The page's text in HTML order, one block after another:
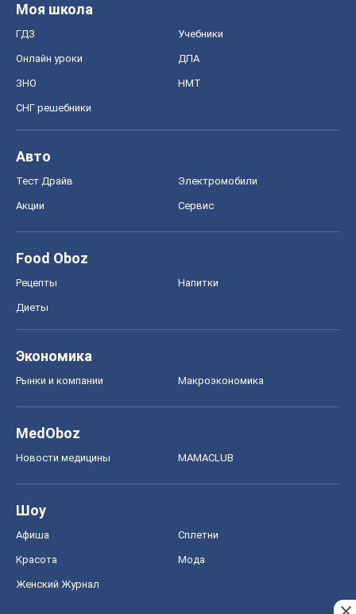
Моя школа
ГДЗ Учебники
Онлайн уроки ДПА
ЗНО НМТ
СНГ решебники
Авто
Тест Драйв Электромобили
Акции Сервис
Food Oboz
Рецепты Напитки
Диеты
Экономика
Рынки и компании Mакроэкономика
MedOboz
Новости медицины MAMACLUB
Шоу
Афиша Сплетни
Красота Мода
Женский Журнал